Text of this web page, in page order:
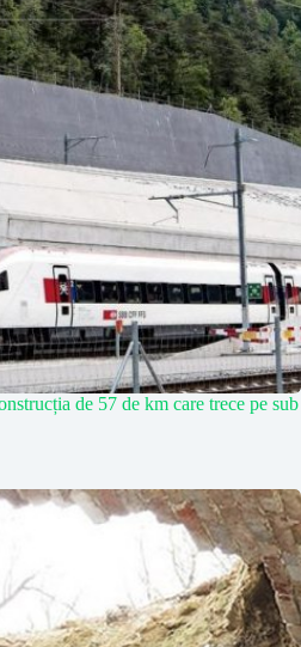
de 57 de km care trece pe sub